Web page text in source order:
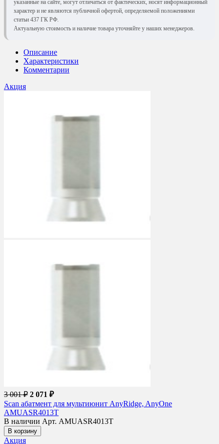
указанные на сайте, могут отличаться от фактических, носят информационный
характер и не являются публичной офертой, определяемой положениями
статьи 437 ГК РФ.
Актуальную стоимость и наличие товара уточняйте у наших менеджеров.
Описание
Характеристики
Комментарии
Акция
3 001 ₽ 2 071 ₽
Scan абатмент для мультиюнит AnyRidge, AnyOne
AMUASR4013T
В наличии Арт. AMUASR4013T
В корзину
Акция